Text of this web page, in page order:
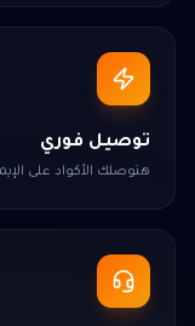
توصيل فوري
هتوصلك الأكواد على